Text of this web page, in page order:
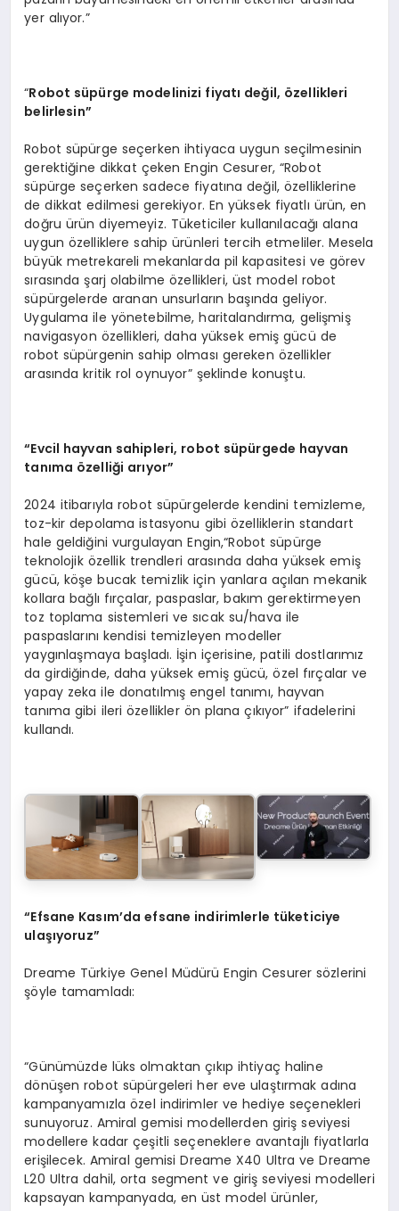
yer alıyor.”
“Robot süpürge modelinizi fiyatı değil, özellikleri
belirlesin”
Robot süpürge seçerken ihtiyaca uygun seçilmesinin
gerektiğine dikkat çeken Engin Cesurer, “Robot
süpürge seçerken sadece fiyatına değil, özelliklerine
de dikkat edilmesi gerekiyor. En yüksek fiyatlı ürün, en
doğru ürün diyemeyiz. Tüketiciler kullanılacağı alana
uygun özelliklere sahip ürünleri tercih etmeliler. Mesela
büyük metrekareli mekanlarda pil kapasitesi ve görev
sırasında şarj olabilme özellikleri, üst model robot
süpürgelerde aranan unsurların başında geliyor.
Uygulama ile yönetebilme, haritalandırma, gelişmiş
navigasyon özellikleri, daha yüksek emiş gücü de
robot süpürgenin sahip olması gereken özellikler
arasında kritik rol oynuyor” şeklinde konuştu.
“Evcil hayvan sahipleri, robot süpürgede hayvan
tanıma özelliği arıyor”
2024 itibarıyla robot süpürgelerde kendini temizleme,
toz-kir depolama istasyonu gibi özelliklerin standart
hale geldiğini vurgulayan Engin,“Robot süpürge
teknolojik özellik trendleri arasında daha yüksek emiş
gücü, köşe bucak temizlik için yanlara açılan mekanik
kollara bağlı fırçalar, paspaslar, bakım gerektirmeyen
toz toplama sistemleri ve sıcak su/hava ile
paspaslarını kendisi temizleyen modeller
yaygınlaşmaya başladı. İşin içerisine, patili dostlarımız
da girdiğinde, daha yüksek emiş gücü, özel fırçalar ve
yapay zeka ile donatılmış engel tanımı, hayvan
tanıma gibi ileri özellikler ön plana çıkıyor” ifadelerini
kullandı.
“Efsane Kasım’da efsane indirimlerle tüketiciye
ulaşıyoruz”
Dreame Türkiye Genel Müdürü Engin Cesurer sözlerini
şöyle tamamladı:
“Günümüzde lüks olmaktan çıkıp ihtiyaç haline
dönüşen robot süpürgeleri her eve ulaştırmak adına
kampanyamızla özel indirimler ve hediye seçenekleri
sunuyoruz. Amiral gemisi modellerden giriş seviyesi
modellere kadar çeşitli seçeneklere avantajlı fiyatlarla
erişilecek. Amiral gemisi Dreame X40 Ultra ve Dreame
L20 Ultra dahil, orta segment ve giriş seviyesi modelleri
kapsayan kampanyada, en üst model ürünler,